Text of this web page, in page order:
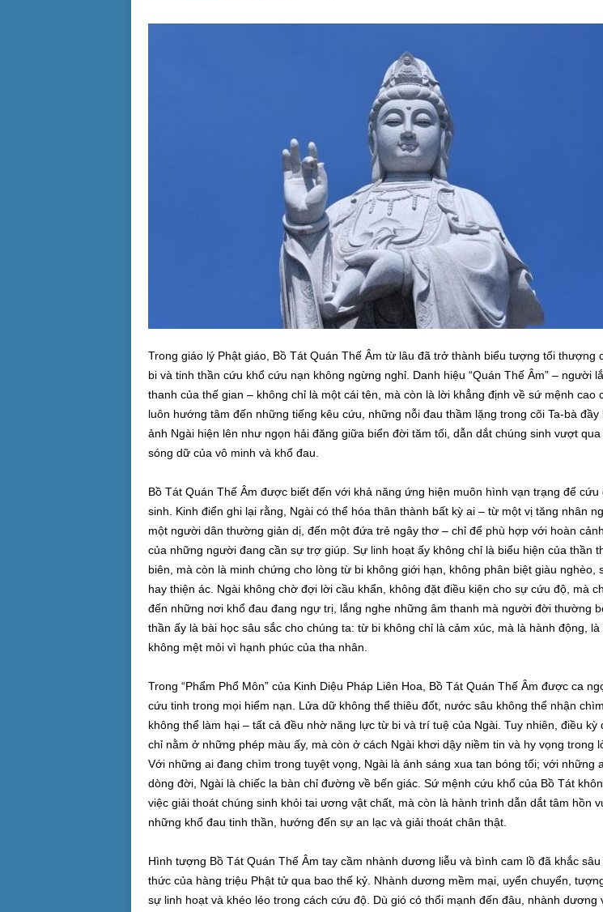
Trong giáo lý Phật giáo, Bồ Tát Quán Thế Âm từ lâu đã trở thành biểu tượng tối thượng
bi và tinh thần cứu khổ cứu nạn không ngừng nghỉ. Danh hiệu “Quán Thế Âm” – người
thanh của thế gian – không chỉ là một cái tên, mà còn là lời khẳng định về sứ mệnh cao
luôn hướng tâm đến những tiếng kêu cứu, những nỗi đau thầm lặng trong cõi Ta-bà đầy
ảnh Ngài hiện lên như ngọn hải đăng giữa biển đời tăm tối, dẫn dắt chúng sinh vượt
sóng dữ của vô minh và khổ đau.
Bồ Tát Quán Thế Âm được biết đến với khả năng ứng hiện muôn hình vạn trạng để cứu
sinh. Kinh điển ghi lại rằng, Ngài có thể hóa thân thành bất kỳ ai – từ một vị tăng nhân
một người dân thường giản dị, đến một đứa trẻ ngây thơ – chỉ để phù hợp với hoàn
của những người đang cần sự trợ giúp. Sự linh hoạt ấy không chỉ là biểu hiện của thần
biên, mà còn là minh chứng cho lòng từ bi không giới hạn, không phân biệt giàu nghèo,
hay thiện ác. Ngài không chờ đợi lời cầu khẩn, không đặt điều kiện cho sự cứu độ, mà
đến những nơi khổ đau đang ngự trị, lắng nghe những âm thanh mà người đời thường
thần ấy là bài học sâu sắc cho chúng ta: từ bi không chỉ là cảm xúc, mà là hành động,
không mệt mỏi vì hạnh phúc của tha nhân.
Trong “Phẩm Phổ Môn” của Kinh Diệu Pháp Liên Hoa, Bồ Tát Quán Thế Âm được ca
cứu tinh trong mọi hiểm nạn. Lửa dữ không thể thiêu đốt, nước sâu không thể nhận
không thể làm hại – tất cả đều nhờ năng lực từ bi và trí tuệ của Ngài. Tuy nhiên, điều kỳ
chỉ nằm ở những phép màu ấy, mà còn ở cách Ngài khơi dậy niềm tin và hy vọng trong
Với những ai đang chìm trong tuyệt vọng, Ngài là ánh sáng xua tan bóng tối; với những
dòng đời, Ngài là chiếc la bàn chỉ đường về bến giác. Sứ mệnh cứu khổ của Bồ Tát
việc giải thoát chúng sinh khỏi tai ương vật chất, mà còn là hành trình dẫn dắt tâm hồn
những khổ đau tinh thần, hướng đến sự an lạc và giải thoát chân thật.
Hình tượng Bồ Tát Quán Thế Âm tay cầm nhành dương liễu và bình cam lồ đã khắc sâu
thức của hàng triệu Phật tử qua bao thế kỷ. Nhành dương mềm mại, uyển chuyển,
sự linh hoạt và khéo léo trong cách cứu độ. Dù gió có thổi mạnh đến đâu, nhành dương